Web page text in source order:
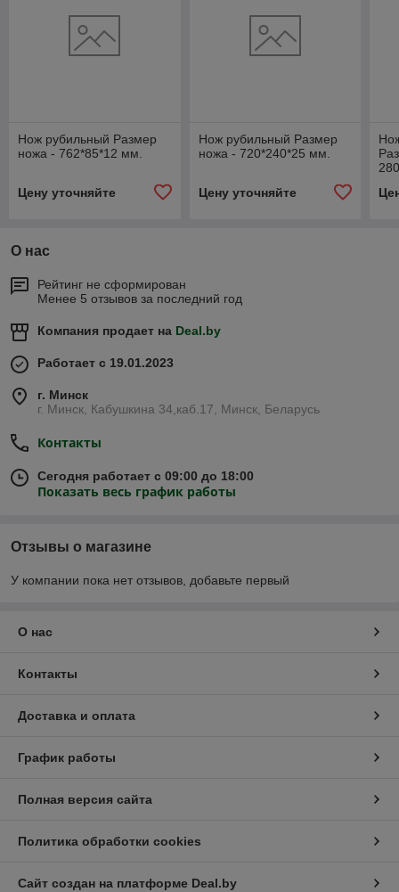
Нож рубильный Размер
ножа - 762*85*12 мм.
Цену уточняйте
Нож рубильный Размер
ножа - 720*240*25 мм.
Цену уточняйте
О нас
Рейтинг не сформирован
Менее 5 отзывов за последний год
Компания продает на Deal.by
Работает с 19.01.2023
г. Минск
г. Минск, Кабушкина 34,каб.17, Минск, Беларусь
Контакты
Сегодня работает с 09:00 до 18:00
Показать весь график работы
Отзывы о магазине
У компании пока нет отзывов, добавьте первый
О нас
Контакты
Доставка и оплата
График работы
Полная версия сайта
Политика обработки cookies
Сайт создан на платформе Deal.by